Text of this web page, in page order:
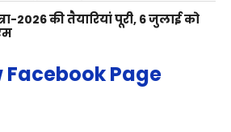
2026 की तैयारियां पूरी, 6 जुलाई को
Facebook Page